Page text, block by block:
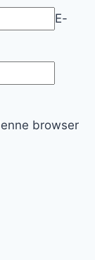
E-
browser